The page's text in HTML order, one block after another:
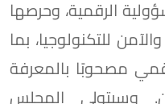
الرقمية، وحرصها
للتكنولوجيا، بما
مصحوبًا بالمعرفة
وسيتولى المجلس